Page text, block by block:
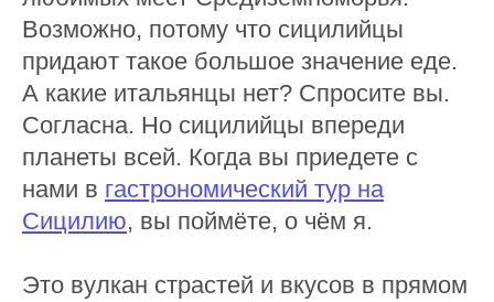
Возможно, потому что сицилийцы
придают такое большое значение еде.
А какие итальянцы нет? Спросите вы.
Согласна. Но сицилийцы впереди
планеты всей. Когда вы приедете с
нами в гастрономический тур на
Сицилию, вы поймёте, о чём я.
Это вулкан страстей и вкусов в прямом